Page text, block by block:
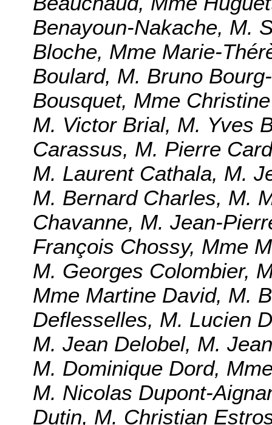
Benayoun-Nakache, M.
Bloche, Mme Marie-
Boulard, M. Bruno
Bousquet, Mme
M. Victor Brial, M. Yves
Carassus, M. Pierre
M. Laurent Cathala, M.
M. Bernard Charles, M.
Chavanne, M. Jean-
François Chossy, Mme
M. Georges Colombier,
Mme Martine David, M.
Deflesselles, M. Lucien
M. Jean Delobel, M.
M. Dominique Dord,
M. Nicolas Dupont-
Dutin, M. Christian